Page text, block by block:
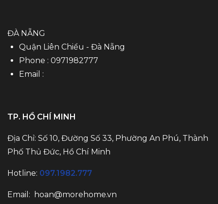
ĐÀ NẴNG
Quận Liên Chiểu - Đà Nẵng
Phone : 0971982777
Email :
TP. HỒ CHÍ MINH
Địa Chỉ: Số 10, Đường Số 33, Phường An Phú, Thành
Phố Thủ Đức, Hồ Chí Minh
Hotline: 097.1982.777
Email: hoan@morehome.vn